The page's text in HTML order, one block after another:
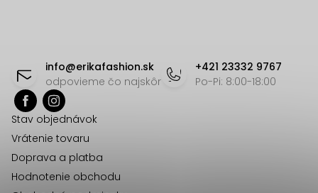
info@erikafashion.sk
odpovieme čo najskôr
+421 23332 9767
Po-Pi: 8:00-18:00
Stav objednávok
Vrátenie tovaru
Doprava a platba
Hodnotenie obchodu